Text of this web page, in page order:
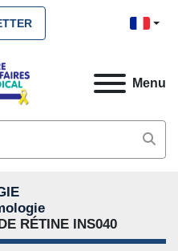
Menu
RÉTINE INS040